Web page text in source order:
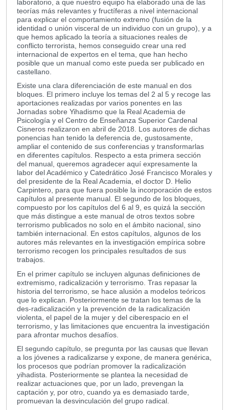
laboratorio, a que nuestro equipo ha elaborado una de las
teorías más relevantes y fructíferas a nivel internacional
para explicar el comportamiento extremo (fusión de la
identidad o unión visceral de un individuo con un grupo), y a
que hemos aplicado la teoría a situaciones reales de
conflicto terrorista, hemos conseguido crear una red
internacional de expertos en el tema, que han hecho
posible que un manual como este pueda ser publicado en
castellano.
Existe una clara diferenciación de este manual en dos
bloques. El primero incluye los temas del 2 al 5 y recoge las
aportaciones realizadas por varios ponentes en las
Jornadas sobre Yihadismo que la Real Academia de
Psicología y el Centro de Enseñanza Superior Cardenal
Cisneros realizaron en abril de 2018. Los autores de dichas
ponencias han tenido la deferencia de, gustosamente,
ampliar el contenido de sus conferencias y transformarlas
en diferentes capítulos. Respecto a esta primera sección
del manual, queremos agradecer aquí expresamente la
labor del Académico y Catedrático José Francisco Morales y
del presidente de la Real Academia, el doctor D. Helio
Carpintero, para que fuera posible la incorporación de estos
capítulos al presente manual. El segundo de los bloques,
compuesto por los capítulos del 6 al 9, es quizá la sección
que más distingue a este manual de otros textos sobre
terrorismo publicados no solo en el ámbito nacional, sino
también internacional. En estos capítulos, algunos de los
autores más relevantes en la investigación empírica sobre
terrorismo recogen los principales resultados de sus
trabajos.
En el primer capítulo se incluyen algunas definiciones de
extremismo, radicalización y terrorismo. Tras repasar la
historia del terrorismo, se hace alusión a modelos teóricos
que lo explican. Posteriormente se tratan los temas de la
des-radicalización y la prevención de la radicalización
violenta, el papel de la mujer y del ciberespacio en el
terrorismo, y las limitaciones que encuentra la investigación
para afrontar muchos desafíos.
El segundo capítulo, se pregunta por las causas que llevan
a los jóvenes a radicalizarse y expone, de manera genérica,
los procesos que podrían promover la radicalización
yihadista. Posteriormente se plantea la necesidad de
realizar actuaciones que, por un lado, prevengan la
captación y, por otro, cuando ya es demasiado tarde,
promuevan la desvinculación del grupo radical.